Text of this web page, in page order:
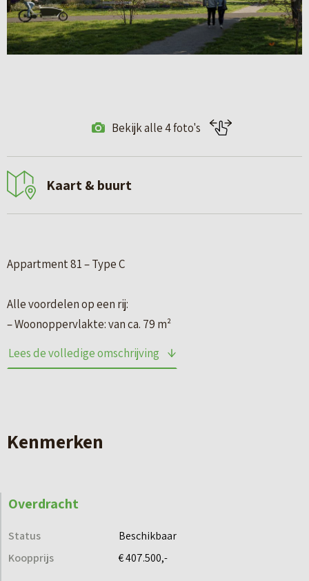
Bekijk alle 4 foto's
Kaart & buurt
Appartment 81 – Type C
Alle voordelen op een rij:
– Woonoppervlakte: van ca. 79 m²
– 2 slaapkamers
– Volledig elektrisch (A+++) en energiezuinig gebouwd
levensfase. Met ruimte voor het leven van nu en
mogelijkheden om ook later prettig te blijven wonen,
Lees de volledige omschrijving
Kenmerken
Overdracht
Status
Beschikbaar
Koopprijs
€ 407.500,-